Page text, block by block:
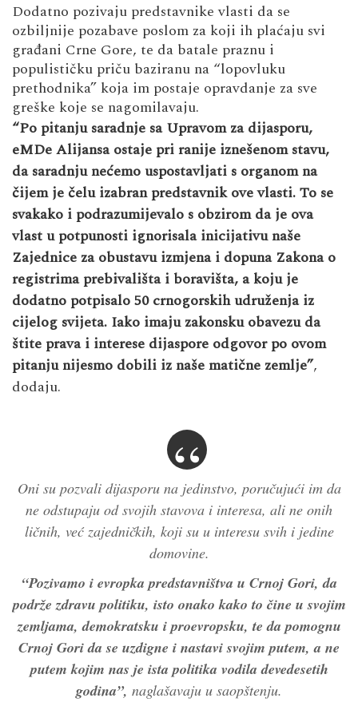
Dodatno pozivaju predstavnike vlasti da se
ozbiljnije pozabave poslom za koji ih plaćaju svi
građani Crne Gore, te da batale praznu i
populističku priču baziranu na “lopovluku
prethodnika” koja im postaje opravdanje za sve
greške koje se nagomilavaju.
“Po pitanju saradnje sa Upravom za dijasporu,
eMDe Alijansa ostaje pri ranije iznešenom stavu,
da saradnju nećemo uspostavljati s organom na
čijem je čelu izabran predstavnik ove vlasti. To se
svakako i podrazumijevalo s obzirom da je ova
vlast u potpunosti ignorisala inicijativu naše
Zajednice za obustavu izmjena i dopuna Zakona o
registrima prebivališta i boravišta, a koju je
dodatno potpisalo 50 crnogorskih udruženja iz
cijelog svijeta. Iako imaju zakonsku obavezu da
štite prava i interese dijaspore odgovor po ovom
pitanju nijesmo dobili iz naše matične zemlje”,
dodaju.
Oni su pozvali dijasporu na jedinstvo, poručujući im da
ne odstupaju od svojih stavova i interesa, ali ne onih
ličnih, već zajedničkih, koji su u interesu svih i jedine
domovine.
“Pozivamo i evropka predstavništva u Crnoj Gori, da
podrže zdravu politiku, isto onako kako to čine u svojim
zemljama, demokratsku i proevropsku, te da pomognu
Crnoj Gori da se uzdigne i nastavi svojim putem, a ne
putem kojim nas je ista politika vodila devedesetih
godina”, naglašavaju u saopštenju.